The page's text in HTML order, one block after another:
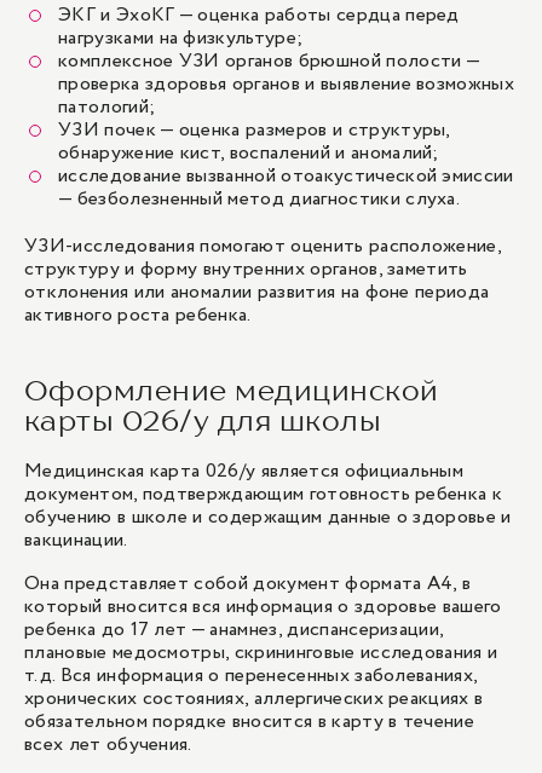
ЭКГ и ЭхоКГ — оценка работы сердца перед
нагрузками на физкультуре;
комплексное УЗИ органов брюшной полости —
проверка здоровья органов и выявление возможных
патологий;
УЗИ почек — оценка размеров и структуры,
обнаружение кист, воспалений и аномалий;
исследование вызванной отоакустической эмиссии
— безболезненный метод диагностики слуха.
УЗИ-исследования помогают оценить расположение,
структуру и форму внутренних органов, заметить
отклонения или аномалии развития на фоне периода
активного роста ребенка.
Оформление медицинской
карты 026/у для школы
Медицинская карта 026/у является официальным
документом, подтверждающим готовность ребенка к
обучению в школе и содержащим данные о здоровье и
вакцинации.
Она представляет собой документ формата А4, в
который вносится вся информация о здоровье вашего
ребенка до 17 лет — анамнез, диспансеризации,
плановые медосмотры, скрининговые исследования и
т.д. Вся информация о перенесенных заболеваниях,
хронических состояниях, аллергических реакциях в
обязательном порядке вносится в карту в течение
всех лет обучения.